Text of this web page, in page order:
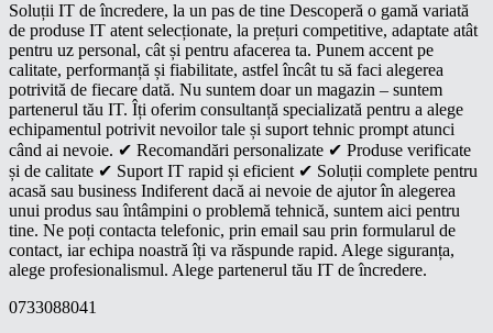
Soluții IT de încredere, la un pas de tine Descoperă o gamă variată
de produse IT atent selecționate, la prețuri competitive, adaptate atât
pentru uz personal, cât și pentru afacerea ta. Punem accent pe
calitate, performanță și fiabilitate, astfel încât tu să faci alegerea
potrivită de fiecare dată. Nu suntem doar un magazin – suntem
partenerul tău IT. Îți oferim consultanță specializată pentru a alege
echipamentul potrivit nevoilor tale și suport tehnic prompt atunci
când ai nevoie. ✔ Recomandări personalizate ✔ Produse verificate
și de calitate ✔ Suport IT rapid și eficient ✔ Soluții complete pentru
acasă sau business Indiferent dacă ai nevoie de ajutor în alegerea
unui produs sau întâmpini o problemă tehnică, suntem aici pentru
tine. Ne poți contacta telefonic, prin email sau prin formularul de
contact, iar echipa noastră îți va răspunde rapid. Alege siguranța,
alege profesionalismul. Alege partenerul tău IT de încredere.
0733088041